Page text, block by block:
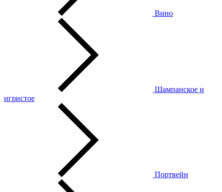
Вино
Шампанское и
игристое
Портвейн